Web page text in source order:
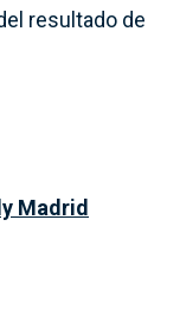
resultado de
Madrid